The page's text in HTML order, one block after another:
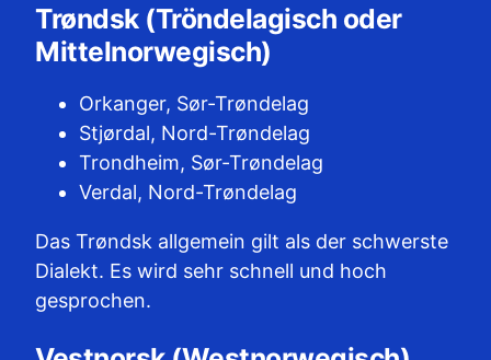
Trøndsk (Tröndelagisch oder
Mittelnorwegisch)
Orkanger, Sør-Trøndelag
Stjørdal, Nord-Trøndelag
Trondheim, Sør-Trøndelag
Verdal, Nord-Trøndelag
Das Trøndsk allgemein gilt als der schwerste
Dialekt. Es wird sehr schnell und hoch
gesprochen.